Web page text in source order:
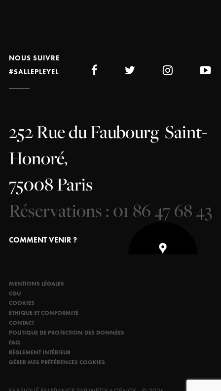
NOUS SUIVRE
#SALLEPLEYEL
252 Rue du Faubourg Saint-
Honoré,
75008 Paris
Réservations : 01 86 47 68 43
COMMENT VENIR ?
MENTIONS LÉGALES
CGU
COOKIES
ETHIQUE ET CONFORMITÉ
CONTACT
POLITIQUE DE PROTECTION DES DONNÉES
FAQ
RÈGLEMENT INTÉRIEUR
GÉRER MES PRÉFÉRENCES COOKIES